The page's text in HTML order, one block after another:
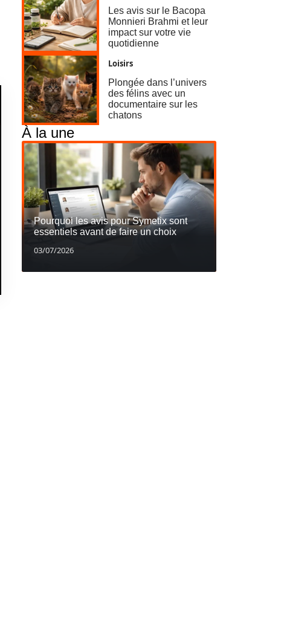
Les avis sur le Bacopa
Monnieri Brahmi et leur
impact sur votre vie
quotidienne
Loisirs
Plongée dans l’univers
des félins avec un
documentaire sur les
chatons
À la une
Pourquoi les avis pour Symetix sont
essentiels avant de faire un choix
03/07/2026